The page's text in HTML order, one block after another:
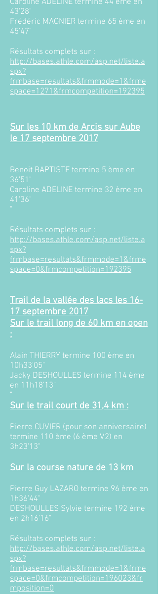
Caroline ADELINE termine 44 ème en
43'28"
Frédéric MAGNIER termine 65 ème en
45'47"
Résultats complets sur :
http://bases.athle.com/asp.net/liste.a
spx?
frmbase=resultats&frmmode=1&frme
space=1271&frmcompetition=192395
Sur les 10 km de Arcis sur Aube
le 17 septembre 2017​
Benoit BAPTISTE termine 5 ème en
36'51"
Caroline ADELINE termine 32 ème en
41'36"
"
Résultats complets sur :
http://bases.athle.com/asp.net/liste.a
spx?
frmbase=resultats&frmmode=1&frme
space=0&frmcompetition=192395
Trail de la vallée des lacs les 16-
17 septembre 2017​
Sur le trail long de 60 km en open
:
Alain THIERRY termine 100 ème en
10h33'05"
Jacky DESHOULLES termine 114 ème
en 11h18'13"
"
Sur le trail court de 31,4 km :
Pierre CUVIER (pour son anniversaire)
termine 110 ème (6 ème V2) en
3h23'13"
Sur la course nature de 13 km
Pierre Guy LAZARO termine 96 ème en
1h36'44"
DESHOULLES Sylvie termine 192 ème
en 2h16'16"
Résultats complets sur :
http://bases.athle.com/asp.net/liste.a
spx?
frmbase=resultats&frmmode=1&frme
space=0&frmcompetition=196023&fr
mposition=0